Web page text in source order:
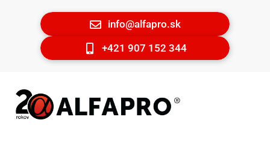
info@alfapro.sk
+421 907 152 344